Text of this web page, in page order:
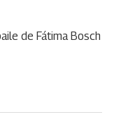
de Fátima Bosch